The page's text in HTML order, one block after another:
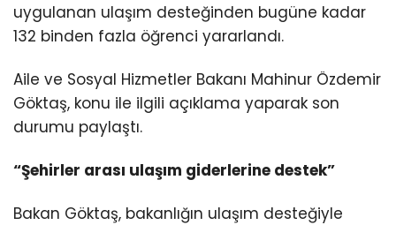
uygulanan ulaşım desteğinden bugüne kadar
132 binden fazla öğrenci yararlandı.
Aile ve Sosyal Hizmetler Bakanı Mahinur Özdemir
Göktaş, konu ile ilgili açıklama yaparak son
durumu paylaştı.
“Şehirler arası ulaşım giderlerine destek”
Bakan Göktaş, bakanlığın ulaşım desteğiyle